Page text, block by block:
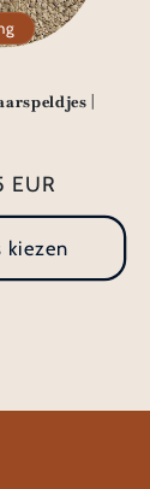
|
EUR
kiezen